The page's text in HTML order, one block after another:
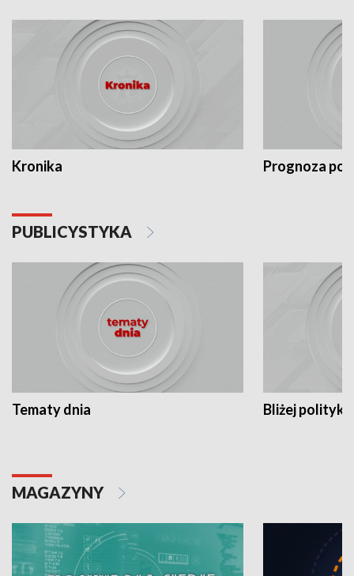
Kronika Prognoza
PUBLICYSTYKA
Tematy dnia Bliżej polityki
MAGAZYNY